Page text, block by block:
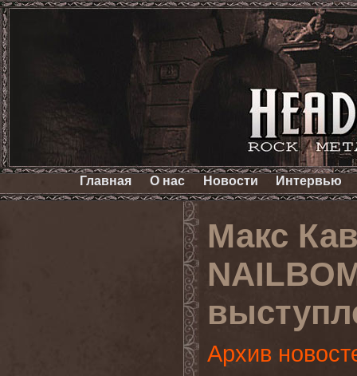
Главная О нас Новости Интервью
Макс
Архив